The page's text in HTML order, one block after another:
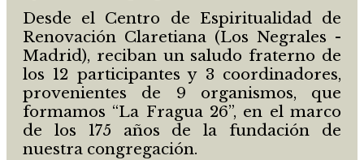
Desde el Centro de Espiritualidad de
Renovación Claretiana (Los Negrales -
Madrid), reciban un saludo fraterno de
los 12 participantes y 3 coordinadores,
provenientes de 9 organismos, que
formamos “La Fragua 26”, en el marco
de los 175 años de la fundación de
nuestra congregación.